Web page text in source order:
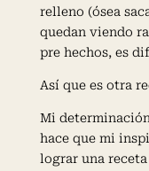
relleno (ósea
quedan viendo
pre hechos, es
Así que es otra
Mi
hace que mi
lograr una